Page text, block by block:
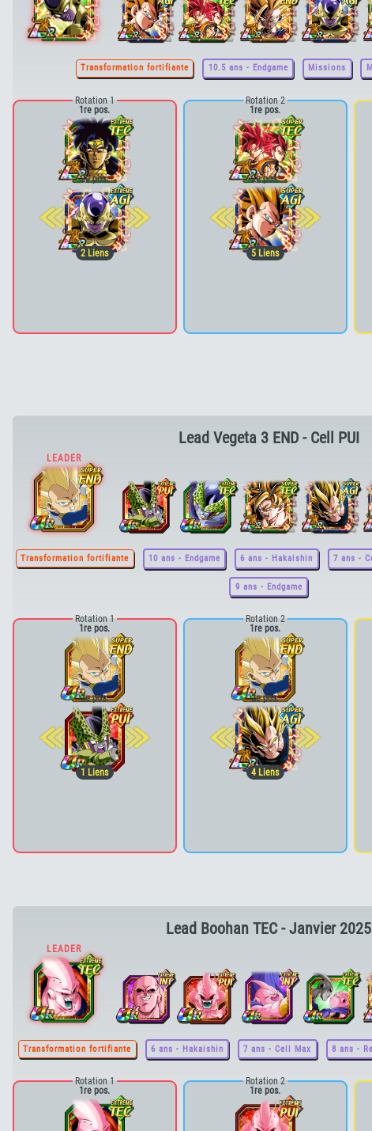
Transformation fortifiante 10.5 ans - Endgame Missions
Rotation 1
1re pos.
2e pos.
2 Liens
Rotation 2
1re pos.
2e pos.
5 Liens
Lead Vegeta 3 END - Cell PUI
Transformation fortifiante 10 ans - Endgame 6 ans - Hakaishin 7 ans -
9 ans - Endgame
Rotation 1
1re pos.
2e pos.
1 Liens
Rotation 2
1re pos.
2e pos.
4 Liens
Lead Boohan TEC - Janvier 2025
Transformation fortifiante 6 ans - Hakaishin 7 ans - Cell Max 8 ans -
Rotation 1
1re pos.
Rotation 2
1re pos.